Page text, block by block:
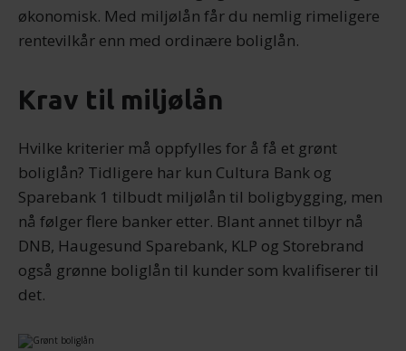
økonomisk. Med miljølån får du nemlig rimeligere
rentevilkår enn med ordinære boliglån.
Krav til miljølån
Hvilke kriterier må oppfylles for å få et grønt
boliglån? Tidligere har kun Cultura Bank og
Sparebank 1 tilbudt miljølån til boligbygging, men
nå følger flere banker etter. Blant annet tilbyr nå
DNB, Haugesund Sparebank, KLP og Storebrand
også grønne boliglån til kunder som kvalifiserer til
det.